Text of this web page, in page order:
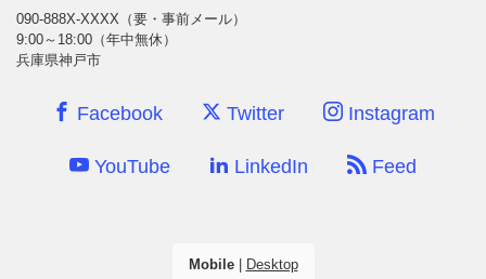
090-888X-XXXX（要・事前メール）
9:00～18:00（年中無休）
兵庫県神戸市
Facebook Twitter Instagram
YouTube LinkedIn Feed
Mobile| Desktop